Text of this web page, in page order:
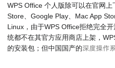
WPS Office 个人版除可以在官网
Store、Google Play、Mac App
Linux，由于WPS Office拒绝完全
统都不在其官方应用商店上架，
的安装包；但中国国产的深度操作